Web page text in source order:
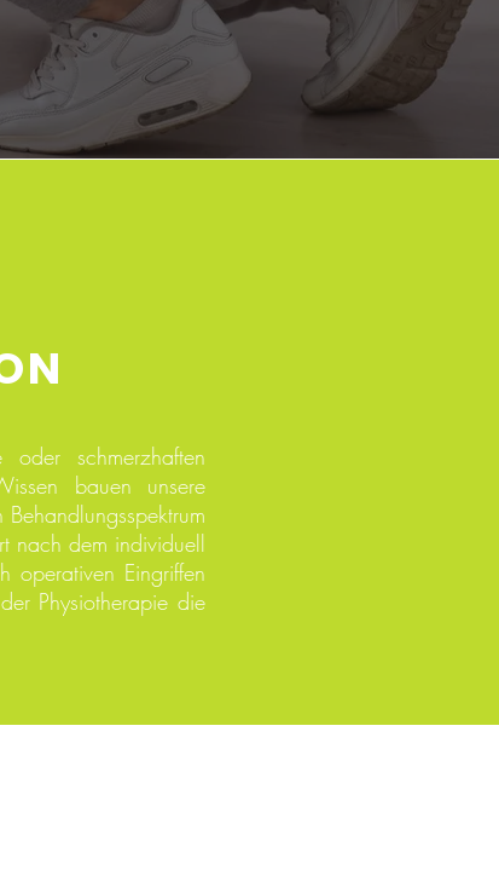
schmerzhaften
bauen unsere
nach dem individuell
operativen Eingriffen
Physiotherapie die